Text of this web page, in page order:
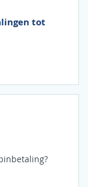
tot